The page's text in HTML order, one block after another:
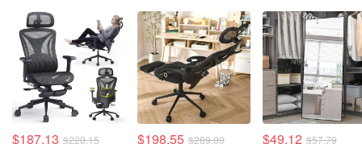
$187.13 $220.15 $198.55 $289.00 $49.12 $57.79